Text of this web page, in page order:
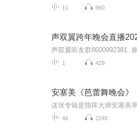
11 960
声双翼跨年晚会直播
1 429
安塞美《芭蕾舞晚会》
46 2245